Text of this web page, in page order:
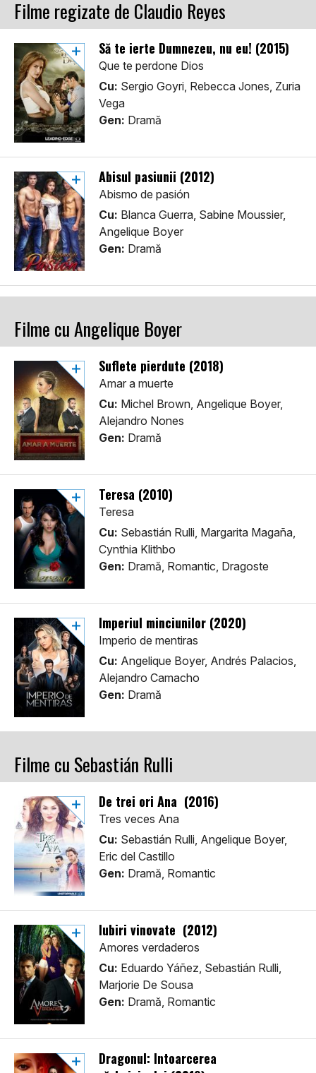
Filme regizate de Claudio Reyes
Să te ierte Dumnezeu, nu eu! (2015)
Que te perdone Dios
Cu: Sergio Goyri, Rebecca Jones, Zuria
Vega
Gen: Dramă
Abisul pasiunii (2012)
Abismo de pasión
Cu: Blanca Guerra, Sabine Moussier,
Angelique Boyer
Gen: Dramă
Filme cu Angelique Boyer
Suflete pierdute (2018)
Amar a muerte
Cu: Michel Brown, Angelique Boyer,
Alejandro Nones
Gen: Dramă
Teresa (2010)
Teresa
Cu: Sebastián Rulli, Margarita Magaña,
Cynthia Klithbo
Gen: Dramă, Romantic, Dragoste
Imperiul minciunilor (2020)
Imperio de mentiras
Cu: Angelique Boyer, Andrés Palacios,
Alejandro Camacho
Gen: Dramă
Filme cu Sebastián Rulli
De trei ori Ana (2016)
Tres veces Ana
Cu: Sebastián Rulli, Angelique Boyer,
Eric del Castillo
Gen: Dramă, Romantic
Iubiri vinovate (2012)
Amores verdaderos
Cu: Eduardo Yáñez, Sebastián Rulli,
Marjorie De Sousa
Gen: Dramă, Romantic
Dragonul: Întoarcerea